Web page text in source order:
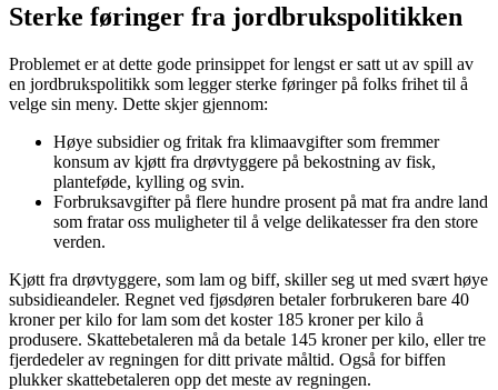
Sterke føringer fra jordbrukspolitikken
Problemet er at dette gode prinsippet for lengst er satt ut av spill av
en jordbrukspolitikk som legger sterke føringer på folks frihet til å
velge sin meny. Dette skjer gjennom:
Høye subsidier og fritak fra klimaavgifter som fremmer
konsum av kjøtt fra drøvtyggere på bekostning av fisk,
planteføde, kylling og svin.
Forbruksavgifter på flere hundre prosent på mat fra andre land
som fratar oss muligheter til å velge delikatesser fra den store
verden.
Kjøtt fra drøvtyggere, som lam og biff, skiller seg ut med svært høye
subsidieandeler. Regnet ved fjøsdøren betaler forbrukeren bare 40
kroner per kilo for lam som det koster 185 kroner per kilo å
produsere. Skattebetaleren må da betale 145 kroner per kilo, eller tre
fjerdedeler av regningen for ditt private måltid. Også for biffen
plukker skattebetaleren opp det meste av regningen.